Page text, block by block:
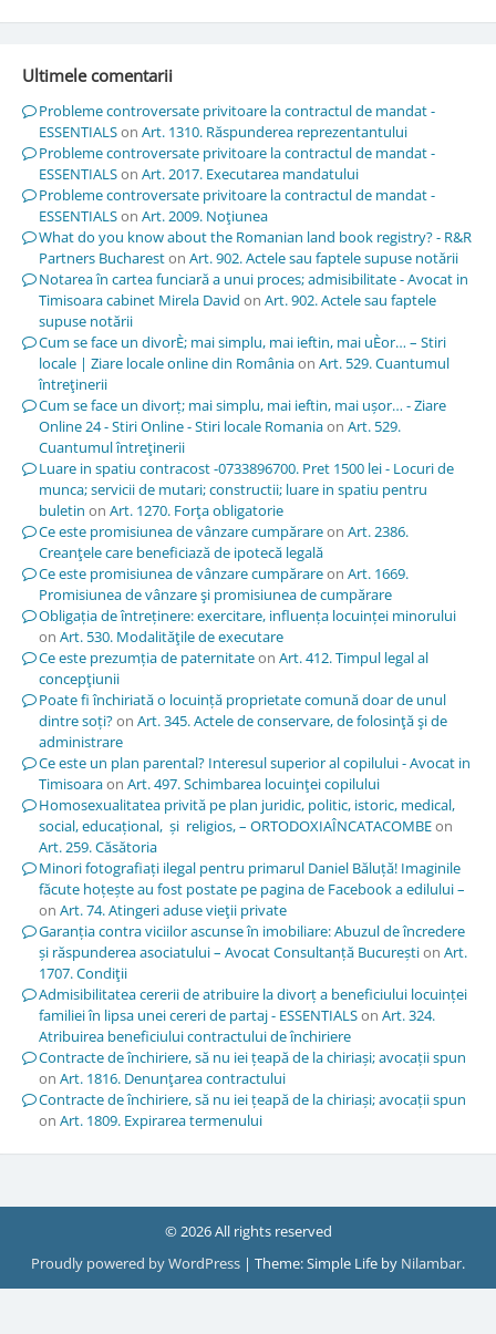
Ultimele comentarii
Probleme controversate privitoare la contractul de mandat -
ESSENTIALSon Art. 1310. Răspunderea reprezentantului
Probleme controversate privitoare la contractul de mandat -
ESSENTIALSon Art. 2017. Executarea mandatului
Probleme controversate privitoare la contractul de mandat -
ESSENTIALSon Art. 2009. Noţiunea
What do you know about the Romanian land book registry? - R&R
Partners Buchareston Art. 902. Actele sau faptele supuse notării
Notarea în cartea funciară a unui proces; admisibilitate - Avocat in
Timisoara cabinet Mirela David on Art. 902. Actele sau faptele
supuse notării
Cum se face un divorÈ; mai simplu, mai ieftin, mai uÈor… – Stiri
locale | Ziare locale online din Româniaon Art. 529. Cuantumul
întreţinerii
Cum se face un divorț; mai simplu, mai ieftin, mai ușor… - Ziare
Online 24 - Stiri Online - Stiri locale Romaniaon Art. 529.
Cuantumul întreţinerii
Luare in spatiu contracost -0733896700. Pret 1500 lei - Locuri de
munca; servicii de mutari; constructii; luare in spatiu pentru
buletin on Art. 1270. Forţa obligatorie
Ce este promisiunea de vânzare cumpărareon Art. 2386.
Creanţele care beneficiază de ipotecă legală
Ce este promisiunea de vânzare cumpărareon Art. 1669.
Promisiunea de vânzare şi promisiunea de cumpărare
Obligația de întreținere: exercitare, influența locuinței minorului
on Art. 530. Modalităţile de executare
Ce este prezumția de paternitateon Art. 412. Timpul legal al
concepţiunii
Poate fi închiriată o locuință proprietate comună doar de unul
dintre soți?on Art. 345. Actele de conservare, de folosinţă şi de
administrare
Ce este un plan parental? Interesul superior al copilului - Avocat in
Timisoaraon Art. 497. Schimbarea locuinţei copilului
Homosexualitatea privită pe plan juridic, politic, istoric, medical,
social, educațional, și religios, – ORTODOXIAÎNCATACOMBEon
Art. 259. Căsătoria
Minori fotografiați ilegal pentru primarul Daniel Băluță! Imaginile
făcute hoțește au fost postate pe pagina de Facebook a edilului –
on Art. 74. Atingeri aduse vieţii private
Garanția contra viciilor ascunse în imobiliare: Abuzul de încredere
și răspunderea asociatului – Avocat Consultanță Bucureștion Art.
1707. Condiţii
Admisibilitatea cererii de atribuire la divorț a beneficiului locuinței
familiei în lipsa unei cereri de partaj - ESSENTIALSon Art. 324.
Atribuirea beneficiului contractului de închiriere
Contracte de închiriere, să nu iei țeapă de la chiriași; avocații spun
on Art. 1816. Denunţarea contractului
Contracte de închiriere, să nu iei țeapă de la chiriași; avocații spun
on Art. 1809. Expirarea termenului
© 2026 All rights reserved
Proudly powered by WordPress | Theme: Simple Life by Nilambar.